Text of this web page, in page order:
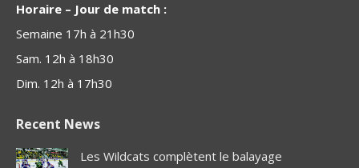
Horaire – Jour de match :
Semaine 17h à 21h30
Sam. 12h à 18h30
Dim. 12h à 17h30
Recent News
Les Wildcats complètent le balayage